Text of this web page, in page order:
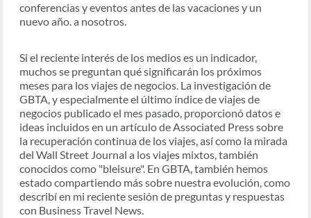
conferencias y eventos antes de las vacaciones y un
nuevo año. a nosotros.
Si el reciente interés de los medios es un indicador,
muchos se preguntan qué significarán los próximos
meses para los viajes de negocios. La investigación de
GBTA, y especialmente el último índice de viajes de
negocios publicado el mes pasado, proporcionó datos e
ideas incluidos en un artículo de Associated Press sobre
la recuperación continua de los viajes, así como la mirada
del Wall Street Journal a los viajes mixtos, también
conocidos como "bleisure". En GBTA, también hemos
estado compartiendo más sobre nuestra evolución, como
describí en mi reciente sesión de preguntas y respuestas
con Business Travel News.